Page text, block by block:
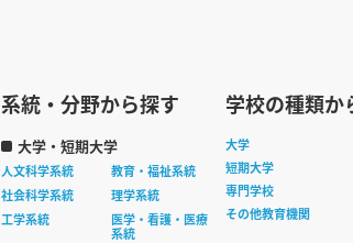
系統・分野から探す
大学・短期大学
人文科学系統
教育・福祉系統
社会科学系統
理学系統
工学系統
医学・看護・医療
系統
学校の種類か
大学
短期大学
専門学校
その他教育機関